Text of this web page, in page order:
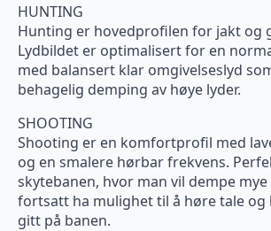
HUNTING
Hunting er hovedprofilen for jakt og
Lydbildet er optimalisert for en
med balansert klar omgivelseslyd
behagelig demping av høye lyder.
SHOOTING
Shooting er en komfortprofil med
og en smalere hørbar frekvens.
skytebanen, hvor man vil dempe mye
fortsatt ha mulighet til å høre tale
gitt på banen.